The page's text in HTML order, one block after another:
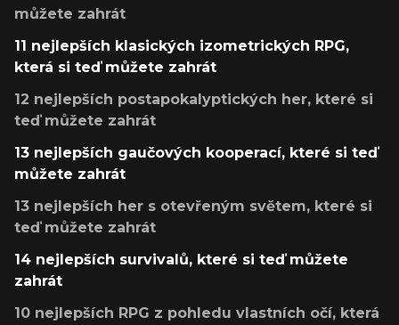
můžete zahrát
11 nejlepších klasických izometrických RPG,
která si teď můžete zahrát
12 nejlepších postapokalyptických her, které si
teď můžete zahrát
13 nejlepších gaučových kooperací, které si teď
můžete zahrát
13 nejlepších her s otevřeným světem, které si
teď můžete zahrát
14 nejlepších survivalů, které si teď můžete
zahrát
10 nejlepších RPG z pohledu vlastních očí, která